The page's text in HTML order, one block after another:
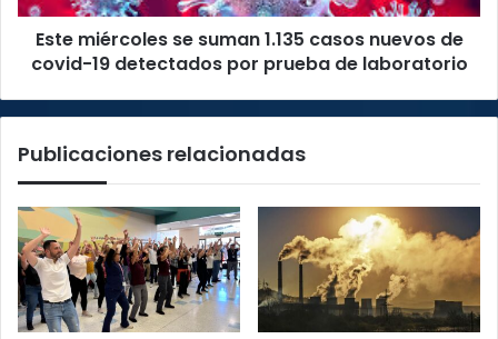
covid-
detectados
laboratorio
Este miércoles se suman 1.135 casos nuevos de
covid-19 detectados por prueba de laboratorio
Publicaciones relacionadas